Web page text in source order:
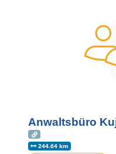
Anwaltsbüro
244.64 km